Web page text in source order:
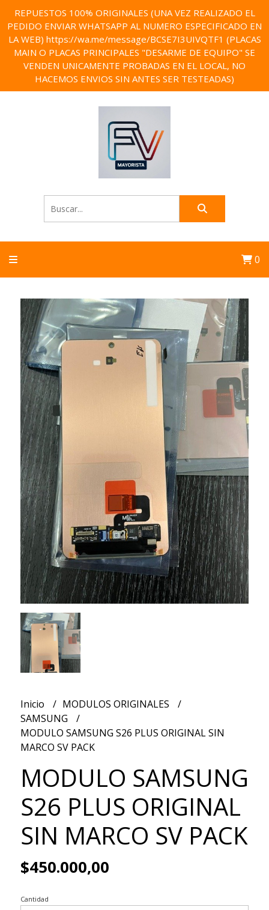
REPUESTOS 100% ORIGINALES (UNA VEZ REALIZADO EL
PEDIDO ENVIAR WHATSAPP AL NUMERO ESPECIFICADO EN
LA WEB) https://wa.me/message/BCSE7I3UIVQTF1 (PLACAS
MAIN O PLACAS PRINCIPALES "DESARME DE EQUIPO" SE
VENDEN UNICAMENTE PROBADAS EN EL LOCAL, NO
HACEMOS ENVIOS SIN ANTES SER TESTEADAS)
0
Inicio
MODULOS ORIGINALES
SAMSUNG
MODULO SAMSUNG S26 PLUS ORIGINAL SIN
MARCO SV PACK
MODULO SAMSUNG
S26 PLUS ORIGINAL
SIN MARCO SV PACK
$450.000,00
Cantidad